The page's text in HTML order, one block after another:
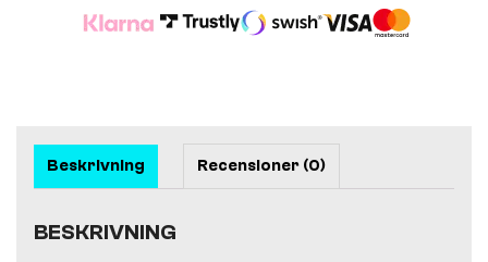
Beskrivning Recensioner (0)
BESKRIVNING